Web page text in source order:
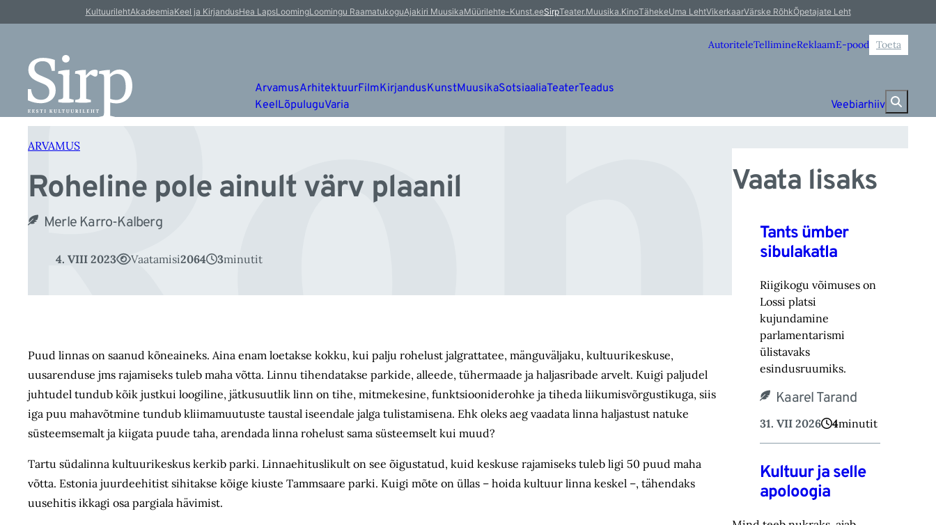
sisu
KultuurilehtAkadeemiaKeel ja KirjandusHea LapsLoomingLoomingu RaamatukoguAjakiri MuusikaMüürilehte-Kunst.eeSirpTeater.Muusika.KinoTähekeUma LehtVikerkaarVärske RõhkÕpetajate Leht
AutoriteleTellimineReklaamE-pood Toeta
ArvamusArhitektuurFilmKirjandusKunstMuusikaSotsiaaliaTeaterTeadus
KeelLõpuluguVaria Veebiarhiiv
ARVAMUS
Roheline pole ainult värv plaanil
Merle Karro-Kalberg
4. VIII 2023 Vaatamisi2064 3minutit
Puud linnas on saanud kõneaineks. Aina enam loetakse kokku, kui palju rohelust jalgrattatee, mänguväljaku, kultuurikeskuse,
uusarenduse jms rajamiseks tuleb maha võtta. Linnu tihendatakse parkide, alleede, tühermaade ja haljasribade arvelt. Kuigi paljudel
juhtudel tundub kõik justkui loogiline, jätkusuutlik linn on tihe, mitmekesine, funktsiooniderohke ja tiheda liikumisvõrgustikuga, siis
iga puu mahavõtmine tundub kliimamuutuste taustal iseendale jalga tulistamisena. Ehk oleks aeg vaadata linna haljastust natuke
süsteemsemalt ja kiigata puude taha, arendada linna rohelust sama süsteemselt kui muud?
Tartu südalinna kultuurikeskus kerkib parki. Linnaehituslikult on see õigustatud, kuid keskuse rajamiseks tuleb ligi 50 puud maha
võtta. Estonia juurdeehitist sihitakse kõige kiuste Tammsaare parki. Kuigi mõte on üllas – hoida kultuur linna keskel –, tähendaks
uusehitis ikkagi osa pargiala hävimist.
Vaata lisaks
Tants ümber
sibulakatla
Riigikogu võimuses on
Lossi platsi
kujundamine
parlamentarismi
ülistavaks
esindusruumiks.
Kaarel Tarand
31. VII 2026 4minutit
Kultuur ja selle
apoloogia